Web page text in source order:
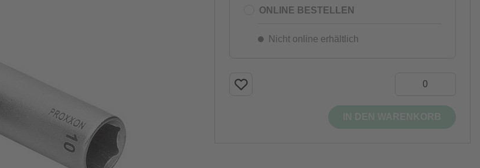
ONLINE BESTELLEN
Nicht online erhältlich